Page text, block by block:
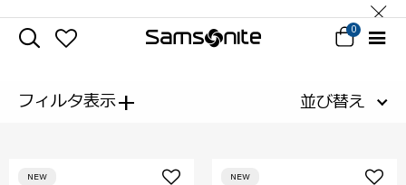
0
フィルタ表示+ 並び替え
NEW NEW